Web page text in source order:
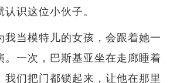
识这位小伙子。
我当模特儿的女孩，会跟着她一
。一次，巴斯基亚坐在走廊睡着
我们把门都锁起来，让他在那里